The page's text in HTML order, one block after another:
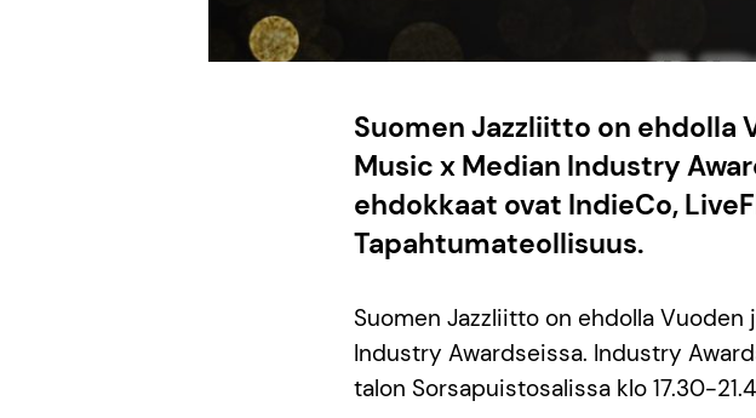
Suomen Jazzliitto on ehdolla
Music x Median Industry
ehdokkaat ovat IndieCo,
Tapahtumateollisuus.
Suomen Jazzliitto on ehdolla
Industry Awardseissa. Industry
talon Sorsapuistosalissa klo 17.30-